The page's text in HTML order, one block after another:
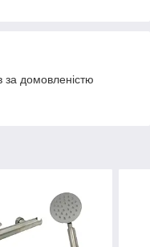
за домовленістю